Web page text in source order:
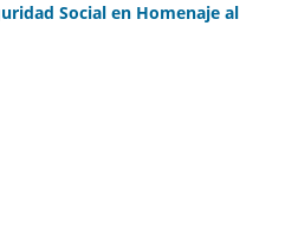
Social en Homenaje al